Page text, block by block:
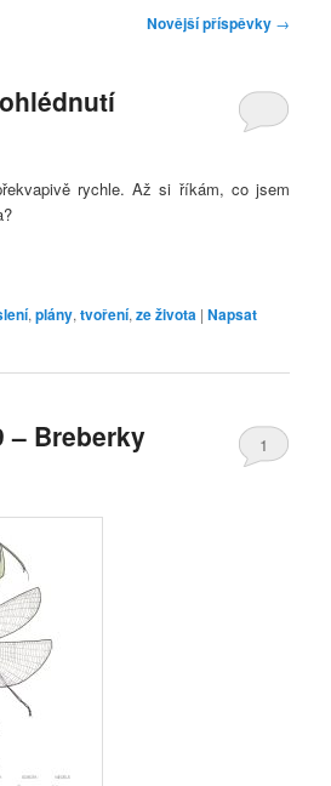
Novější příspěvky →
rychle. Až si říkám, co jsem
,plány,tvoření,ze života |Napsat
– Breberky 1